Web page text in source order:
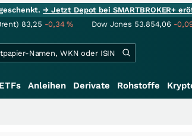
→ Jetzt Depot bei SMARTBROKER+
83,25 -0,34% Dow Jones 53.854,06 -
ETFs Anleihen Derivate Rohstoffe